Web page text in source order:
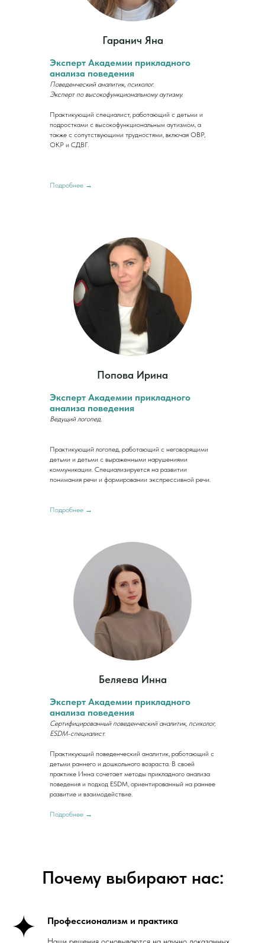
Гаранич Яна
Эксперт Академии прикладного
анализа поведения
Поведенческий аналитик, психолог.
Эксперт по высокофункциональному аутизму.
Практикующий специалист, работающий с детьми и
подростками с высокофункциональным аутизмом, а
также с сопутствующими трудностями, включая ОВР,
ОКР и СДВГ.
Подробнее →
Попова Ирина
Эксперт Академии прикладного
анализа поведения
Ведущий логопед.
Практикующий логопед, работающий с неговорящими
детьми и детьми с выраженными нарушениями
коммуникации. Специализируется на развитии
понимания речи и формировании экспрессивной речи.
Подробнее →
Беляева Инна
Эксперт Академии прикладного
анализа поведения
Сертифицированный поведенческий аналитик, психолог,
ESDM-специалист.
Практикующий поведенческий аналитик, работающий с
детьми раннего и дошкольного возраста. В своей
практике Инна сочетает методы прикладного анализа
поведения и подход ESDM, ориентированный на раннее
развитие и взаимодействие.
Подробнее →
Почему выбирают нас:
Профессионализм и практика